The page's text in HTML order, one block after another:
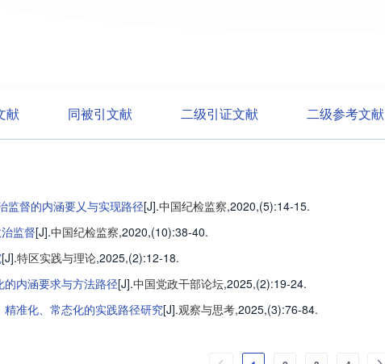
献 同被引文献 二级引证文献 二级参考文献
监督的内涵要乂与实现路径[J].中国纪检监察,2020,(5):14-15.
监督[J].中国纪检监察,2020,(10):38-40.
[J].特区实践与理论,2025,(2):12-18.
内涵要求与方法路径[J].中国党政干部论坛,2025,(2):19-24.
准化、常态化的实践路径研究[J].观察与思考,2025,(3):76-84.